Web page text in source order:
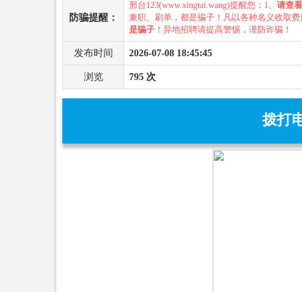
防骗提醒：
邢台123(www.xingtai.wang)提醒您：1、 请查
兼职、刷单，都是骗子！凡以各种名义收取费
是骗子 ！异地招聘请提高警惕，谨防诈骗！
发布时间 2026-07-08 18:45:45
浏览 795 次
拨打